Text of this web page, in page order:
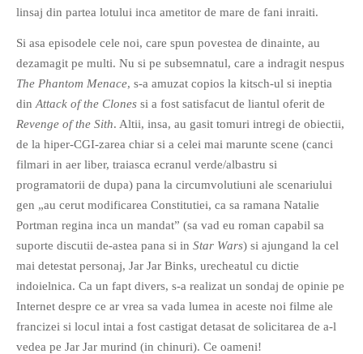
Acrostics!
PRIETENI APROPIATI
Victor Sosea – Designer
GloryBox.ro
Vreau-schimbare.ro
PRIETENI DIN BREASLA
Filme-Carti.ro
linsaj din partea lotului inca ametitor de mare de fani inraiti.
Si asa episodele cele noi, care spun povestea de dinainte, au
dezamagit pe multi. Nu si pe subsemnatul, care a indragit nespus
The Phantom Menace, s-a amuzat copios la kitsch-ul si ineptia
din Attack of the Clones si a fost satisfacut de liantul oferit de
Revenge of the Sith. Altii, insa, au gasit tomuri intregi de obiectii,
de la hiper-CGI-zarea chiar si a celei mai marunte scene (canci
filmari in aer liber, traiasca ecranul verde/albastru si
programatorii de dupa) pana la circumvolutiuni ale scenariului
gen „au cerut modificarea Constitutiei, ca sa ramana Natalie
Portman regina inca un mandat” (sa vad eu roman capabil sa
suporte discutii de-astea pana si in Star Wars) si ajungand la cel
mai detestat personaj, Jar Jar Binks, urecheatul cu dictie
indoielnica. Ca un fapt divers, s-a realizat un sondaj de opinie pe
Internet despre ce ar vrea sa vada lumea in aceste noi filme ale
francizei si locul intai a fost castigat detasat de solicitarea de a-l
vedea pe Jar Jar murind (in chinuri). Ce oameni!